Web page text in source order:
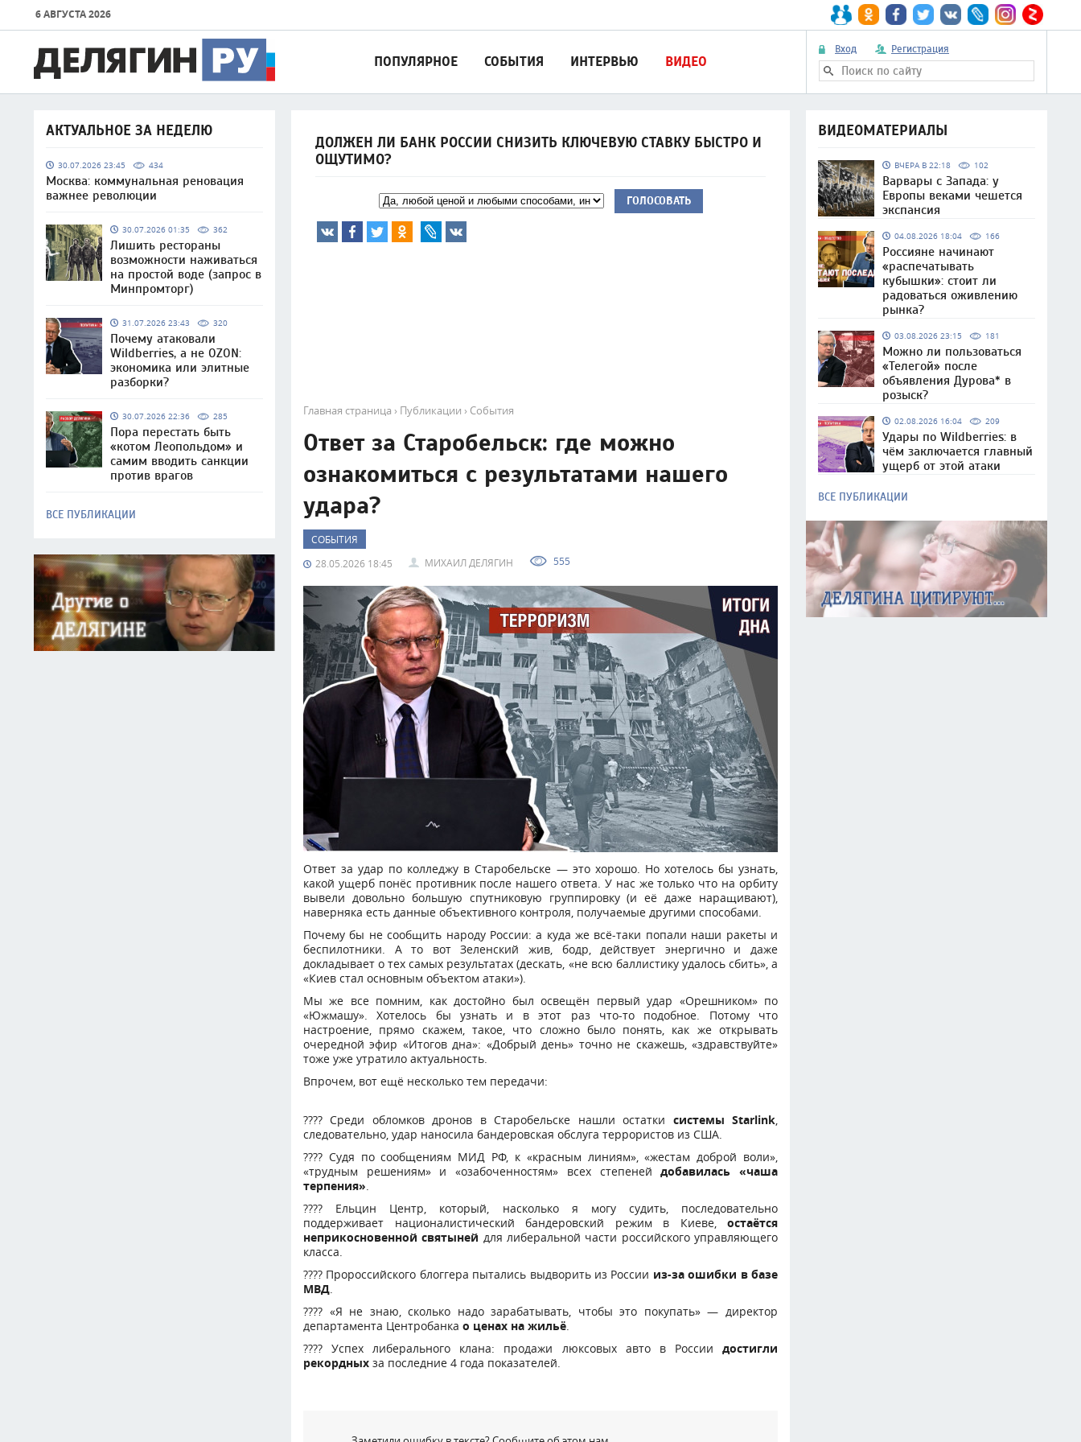
6 АВГУСТА 2026
Вход Регистрация
ПОПУЛЯРНОЕ СОБЫТИЯ ИНТЕРВЬЮ ВИДЕО
АКТУАЛЬНОЕ ЗА НЕДЕЛЮ
30.07.2026 23:45 434
Москва: коммунальная реновация
важнее революции
30.07.2026 01:35 362
Лишить рестораны
возможности наживаться
на простой воде (запрос в
Минпромторг)
31.07.2026 23:43 320
Почему атаковали
Wildberries, а не OZON:
экономика или элитные
разборки?
30.07.2026 22:36 285
Пора перестать быть
«котом Леопольдом» и
самим вводить санкции
против врагов
ВСЕ ПУБЛИКАЦИИ
ДОЛЖЕН ЛИ БАНК РОССИИ СНИЗИТЬ КЛЮЧЕВУЮ СТАВКУ БЫСТРО И
ОЩУТИМО?
ГОЛОСОВАТЬ
Главная страница › Публикации › События
Ответ за Старобельск: где можно
ознакомиться с результатами нашего
удара?
СОБЫТИЯ
28.05.2026 18:45
МИХАИЛ ДЕЛЯГИН 555
Ответ за удар по колледжу в Старобельске — это хорошо. Но хотелось бы узнать,
какой ущерб понёс противник после нашего ответа. У нас же только что на орбиту
вывели довольно большую спутниковую группировку (и её даже наращивают),
наверняка есть данные объективного контроля, получаемые другими способами.
Почему бы не сообщить народу России: а куда же всё-таки попали наши ракеты и
беспилотники. А то вот Зеленский жив, бодр, действует энергично и даже
докладывает о тех самых результатах (дескать, «не всю баллистику удалось сбить», а
«Киев стал основным объектом атаки»).
Мы же все помним, как достойно был освещён первый удар «Орешником» по
«Южмашу». Хотелось бы узнать и в этот раз что-то подобное. Потому что
настроение, прямо скажем, такое, что сложно было понять, как же открывать
очередной эфир «Итогов дна»: «Добрый день» точно не скажешь, «здравствуйте»
тоже уже утратило актуальность.
Впрочем, вот ещё несколько тем передачи:
???? Среди обломков дронов в Старобельске нашли остатки системы Starlink,
следовательно, удар наносила бандеровская обслуга террористов из США.
???? Судя по сообщениям МИД РФ, к «красным линиям», «жестам доброй воли»,
«трудным решениям» и «озабоченностям» всех степенейдобавилась «чаша
терпения».
???? Ельцин Центр, который, насколько я могу судить, последовательно
поддерживает националистический бандеровский режим в Киеве,остаётся
неприкосновенной святыней для либеральной части российского управляющего
класса.
???? Пророссийского блоггера пытались выдворить из России из-за ошибки в базе
МВД.
???? «Я не знаю, сколько надо зарабатывать, чтобы это покупать» — директор
департамента Центробанка о ценах на жильё.
???? Успех либерального клана: продажи люксовых авто в России достигли
рекордных за последние 4 года показателей.
ВИДЕОМАТЕРИАЛЫ
ВЧЕРА В 22:18 102
Варвары с Запада: у
Европы веками чешется
экспансия
04.08.2026 18:04 166
Россияне начинают
«распечатывать
кубышки»: стоит ли
радоваться оживлению
рынка?
03.08.2026 23:15 181
Можно ли пользоваться
«Телегой» после
объявления Дурова* в
розыск?
02.08.2026 16:04 209
Удары по Wildberries: в
чём заключается главный
ущерб от этой атаки
ВСЕ ПУБЛИКАЦИИ